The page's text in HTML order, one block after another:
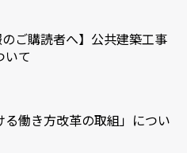
ご購読者へ】公共建築工事
いて
働き方改革の取組」につい